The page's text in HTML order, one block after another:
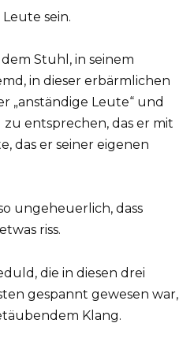
sein.
Stuhl, in seinem
in dieser erbärmlichen
„anständige Leute“ und
entsprechen, das er mit
das er seiner eigenen
ungeheuerlich, dass
riss.
die in diesen drei
gespannt gewesen war,
Klang.